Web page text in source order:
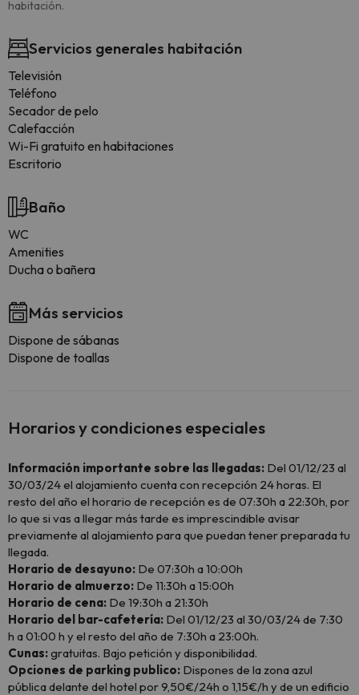
habitación.
Servicios generales habitación
Televisión
Teléfono
Secador de pelo
Calefacción
Wi-Fi gratuito en habitaciones
Escritorio
Baño
WC
Amenities
Ducha o bañera
Más servicios
Dispone de sábanas
Dispone de toallas
Horarios y condiciones especiales
Información importante sobre las llegadas: Del 01/12/23 al
30/03/24 el alojamiento cuenta con recepción 24 horas. El
resto del año el horario de recepción es de 07:30h a 22:30h, por
lo que si vas a llegar más tarde es imprescindible avisar
previamente al alojamiento para que puedan tener preparada tu
llegada.
Horario de desayuno: De 07:30h a 10:00h
Horario de almuerzo: De 11:30h a 15:00h
Horario de cena: De 19:30h a 21:30h
Horario del bar-cafetería: Del 01/12/23 al 30/03/24 de 7:30
h a 01:00 h y el resto del año de 7:30h a 23:00h.
Cunas:gratuitas. Bajo petición y disponibilidad.
Opciones de parking publico: Dispones de la zona azul
pública delante del hotel por 9,50€/24h o 1,15€/h y de un edificio